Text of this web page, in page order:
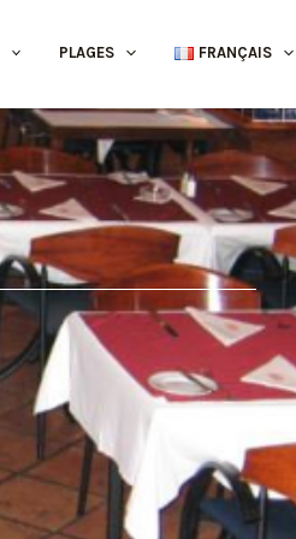
PLAGES FRANÇAIS